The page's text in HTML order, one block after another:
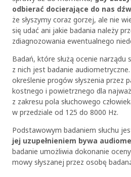
odbierać docierające do nas
że słyszymy coraz gorzej, ale nie
się udać ani jakie badania należy
zdiagnozowania ewentualnego
Badań, które służą ocenie narządu
z nich jest badanie
określenie progów słyszenia przez
kostnego i powietrznego dla
z zakresu pola słuchowego
w przedziale od 125 do 8000 Hz.
Podstawowym badaniem słuchu
jej uzupełnieniem bywa
badanie umożliwia dokonanie
mowy słyszanej przez osobę